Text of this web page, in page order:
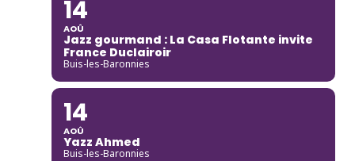
14
AOÛ
Jazz gourmand : La Casa Flotante invite
France Duclairoir
Buis-les-Baronnies
14
AOÛ
Yazz Ahmed
Buis-les-Baronnies